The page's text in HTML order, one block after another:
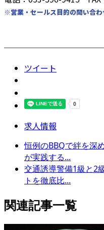
※営業・セールス目的の問い合わ
ツイート
求人情報
恒例のBBQで絆を深
が実践する...
交通誘導警備1級と2
トを徹底比...
関連記事一覧